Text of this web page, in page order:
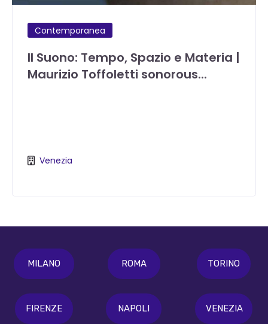
Contemporanea
Il Suono: Tempo, Spazio e Materia |
Maurizio Toffoletti sonorous...
Venezia
MILANO ROMA TORINO
FIRENZE NAPOLI VENEZIA